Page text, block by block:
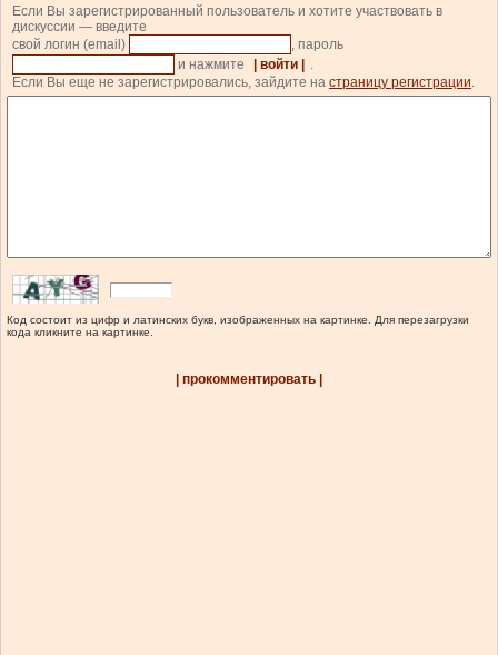
Если Вы зарегистрированный пользователь и хотите участвовать в
дискуссии — введите
свой логин (email)
, пароль
и нажмите
| войти |
.
Если Вы еще не зарегистрировались, зайдите на страницу регистрации.
Код состоит из цифр и латинских букв, изображенных на картинке. Для перезагрузки
кода кликните на картинке.
| прокомментировать |